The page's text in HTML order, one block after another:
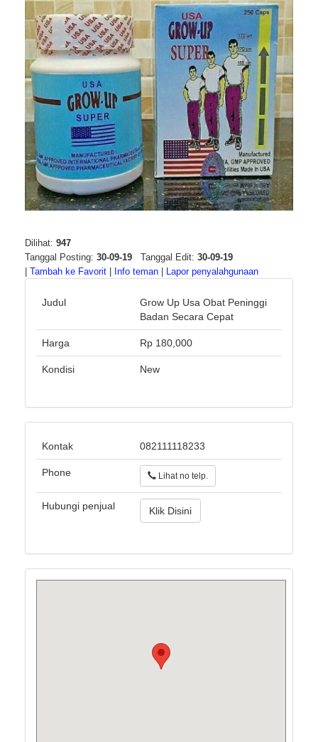
Dilihat: 947
Tanggal Posting: 30-09-19 Tanggal Edit: 30-09-19
Tambah ke Favorit Info teman Lapor penyalahgunaan
Judul
Grow Up Usa Obat Peninggi
Badan Secara Cepat
Harga Rp 180,000
Kondisi New
Kontak 082111118233
Phone Lihat no telp.
Hubungi penjual Klik Disini